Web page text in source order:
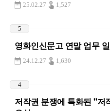
25.02.27 1,527
5
영화인신문고 연말 업무
24.12.27 1,630
4
저작권 분쟁에 특화된 "저